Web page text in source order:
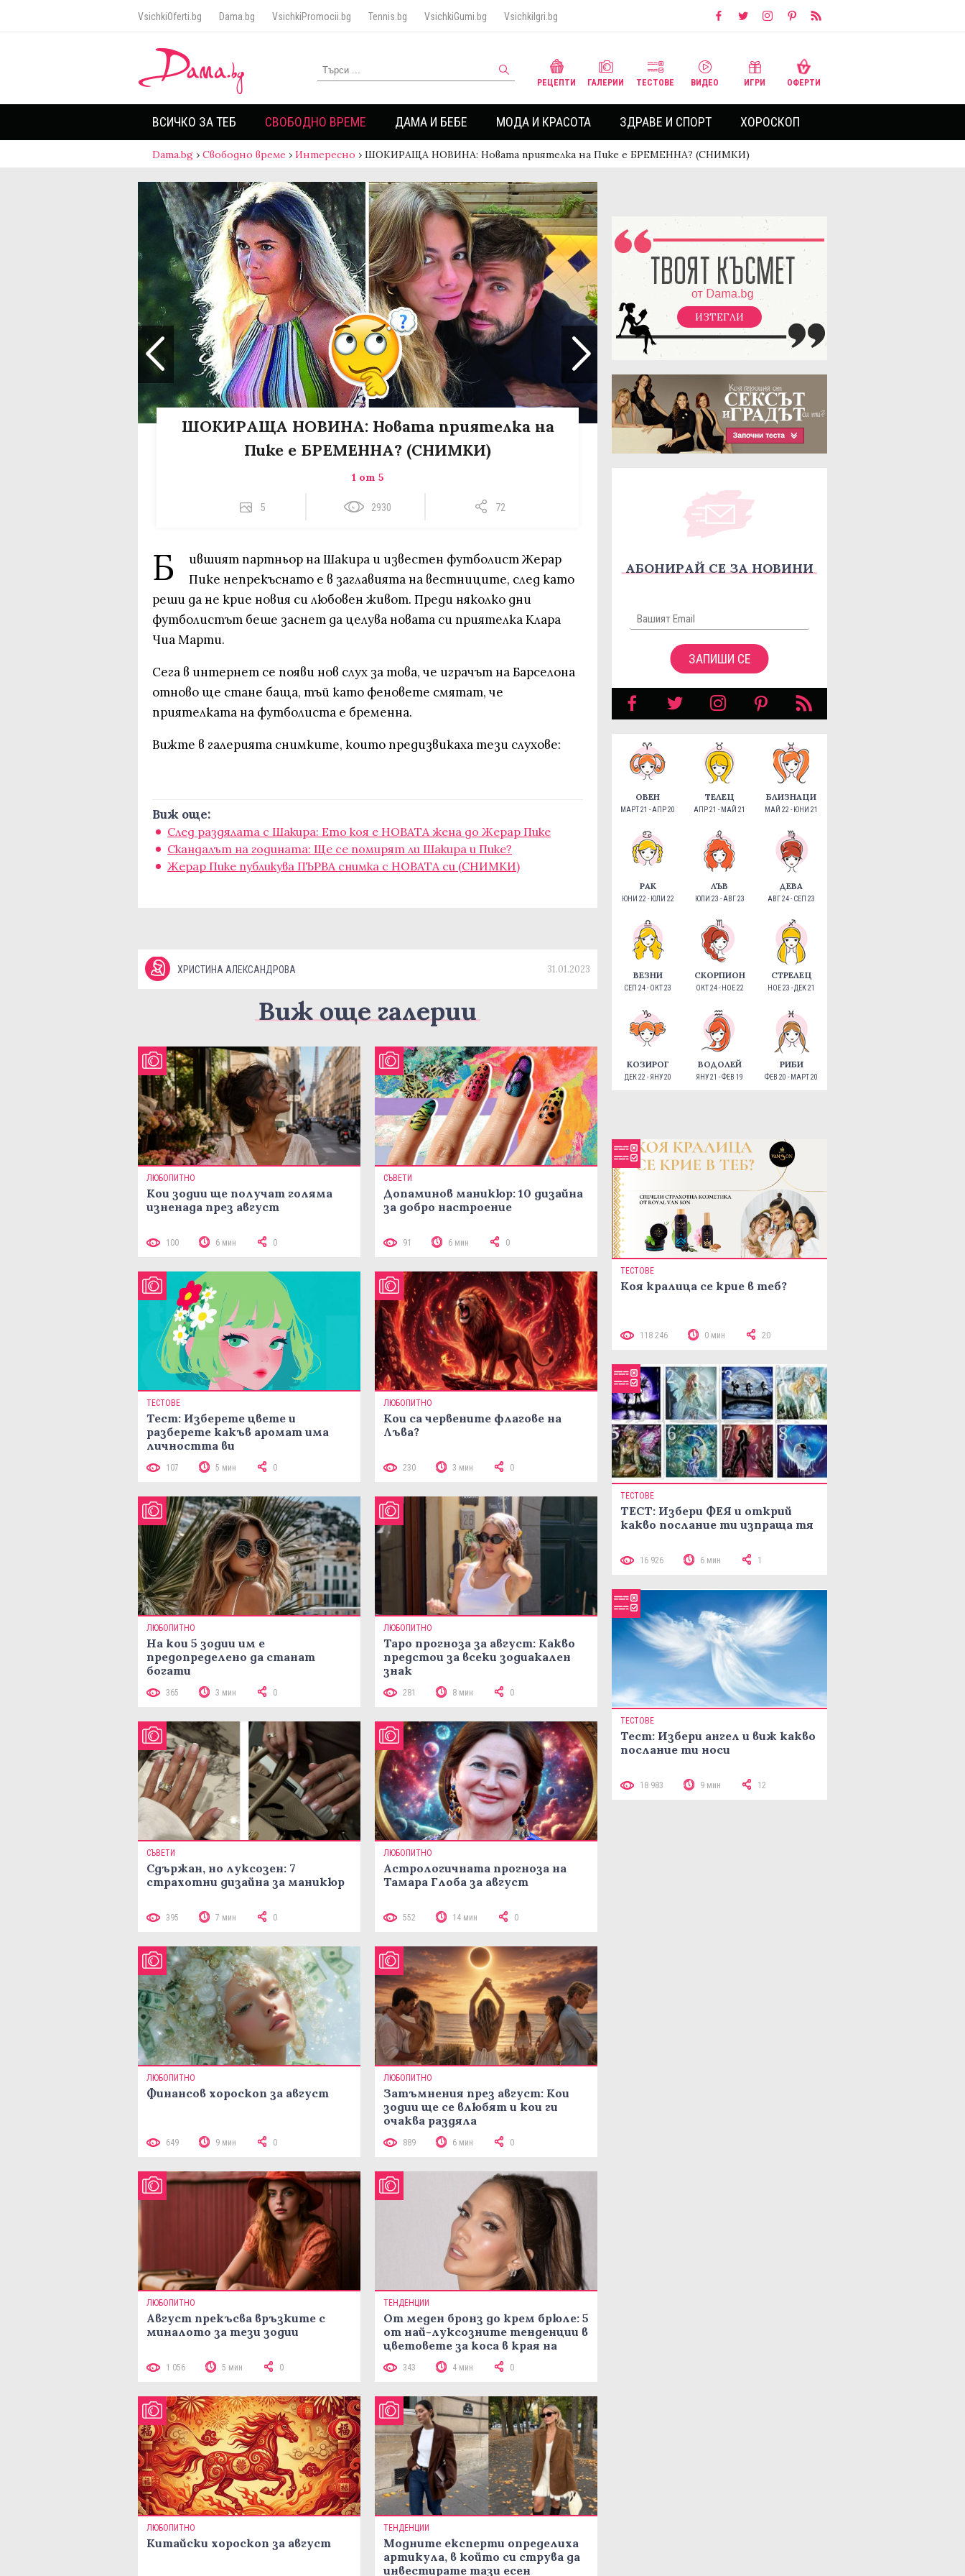
VsichkiOferti.bg Dama.bg VsichkiPromocii.bg Tennis.bg VsichkiGumi.bg VsichkiIgri.bg
РЕЦЕПТИ ГАЛЕРИИ ТЕСТОВЕ ВИДЕО ИГРИ ОФЕРТИ
ВСИЧКО ЗА ТЕБ СВОБОДНО ВРЕМЕ ДАМА И БЕБЕ МОДА И КРАСОТА ЗДРАВЕ И СПОРТ ХОРОСКОП
Dama.bg › Свободно време › Интересно › ШОКИРАЩА НОВИНА: Новата приятелка на Пике е БРЕМЕННА? (СНИМКИ)
ШОКИРАЩА НОВИНА: Новата приятелка на
Пике е БРЕМЕННА? (СНИМКИ)
1 от 5
5 2930 72
Б
ившият партньор на Шакира и известен футболист Жерар
Пике непрекъснато е в заглавията на вестниците, след като
реши да не крие новия си любовен живот. Преди няколко дни
футболистът беше заснет да целува новата си приятелка Клара
Чиа Марти.
Сега в интернет се появи нов слух за това, че играчът на Барселона
отново ще стане баща, тъй като феновете смятат, че
приятелката на футболиста е бременна.
Вижте в галерията снимките, които предизвикаха тези слухове:
Виж още:
След раздялата с Шакира: Ето коя е НОВАТА жена до Жерар Пике
Скандалът на годината: Ще се помирят ли Шакира и Пике?
Жерар Пике публикува ПЪРВА снимка с НОВАТА си (СНИМКИ)
ХРИСТИНА АЛЕКСАНДРОВА 31.01.2023
Виж още галерии
ЛЮБОПИТНО
Кои зодии ще получат голяма
изненада през август
100 6 мин 0
СЪВЕТИ
Допаминов маникюр: 10 дизайна
за добро настроение
91 6 мин 0
ТЕСТОВЕ
Тест: Изберете цвете и
разберете какъв аромат има
личността ви
107 5 мин 0
ЛЮБОПИТНО
Кои са червените флагове на
Лъва?
230 3 мин 0
ЛЮБОПИТНО
На кои 5 зодии им е
предопределено да станат
богати
365 3 мин 0
ЛЮБОПИТНО
Таро прогноза за август: Какво
предстои за всеки зодиакален
знак
281 8 мин 0
СЪВЕТИ
Сдържан, но луксозен: 7
страхотни дизайна за маникюр
395 7 мин 0
ЛЮБОПИТНО
Астрологичната прогноза на
Тамара Глоба за август
552 14 мин 0
ЛЮБОПИТНО
Финансов хороскоп за август
649 9 мин 0
ЛЮБОПИТНО
Затъмнения през август: Кои
зодии ще се влюбят и кои ги
очаква раздяла
889 6 мин 0
ЛЮБОПИТНО
Август прекъсва връзките с
миналото за тези зодии
1 056 5 мин 0
ТЕНДЕНЦИИ
От меден бронз до крем брюле: 5
от най-луксозните тенденции в
цветовете за коса в края на
343 4 мин 0
ЛЮБОПИТНО
Китайски хороскоп за август
ТЕНДЕНЦИИ
Модните експерти определиха
артикула, в който си струва да
инвестирате тази есен
ИЗТЕГЛИ
АБОНИРАЙ СЕ ЗА НОВИНИ
ЗАПИШИ СЕ
ОВЕН
МАРТ 21 - АПР 20
ТЕЛЕЦ
АПР 21 - МАЙ 21
БЛИЗНАЦИ
МАЙ 22 - ЮНИ 21
РАК
ЮНИ 22 - ЮЛИ 22
ЛЪВ
ЮЛИ 23 - АВГ 23
ДЕВА
АВГ 24 - СЕП 23
ВЕЗНИ
СЕП 24 - ОКТ 23
СКОРПИОН
ОКТ 24 - НОЕ 22
СТРЕЛЕЦ
НОЕ 23 - ДЕК 21
КОЗИРОГ
ДЕК 22 - ЯНУ 20
ВОДОЛЕЙ
ЯНУ 21 - ФЕВ 19
РИБИ
ФЕВ 20 - МАРТ 20
ТЕСТОВЕ
Коя кралица се крие в теб?
118 246 0 мин 20
ТЕСТОВЕ
ТЕСТ: Избери ФЕЯ и открий
какво послание ти изпраща тя
16 926 6 мин 1
ТЕСТОВЕ
Тест: Избери ангел и виж какво
послание ти носи
18 983 9 мин 12